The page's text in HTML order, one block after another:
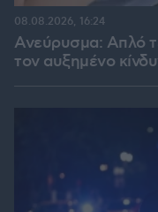
Ανεύρυσμα: Απλό
τον αυξημένο
08.08.2026, 16:24